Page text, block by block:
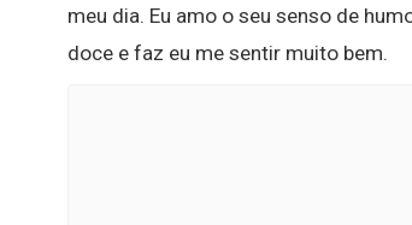
meu dia. Eu amo o seu senso de
doce e faz eu me sentir muito bem.